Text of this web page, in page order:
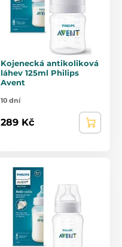
Kojenecká antikoliková
láhev 125ml Philips
Avent
10 dní
289 Kč